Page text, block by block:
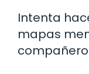
Intenta
mapas